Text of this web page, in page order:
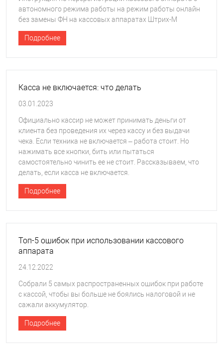
автономного режима работы на режим работы онлайн
без замены ФН на кассовых аппаратах Штрих-М
Подробнее
Касса не включается: что делать
03.01.2023
Официально кассир не может принимать деньги от
клиента без проведения их через кассу и без выдачи
чека. Если техника не включается – работа стоит. Но
нажимать все кнопки, бить или пытаться
самостоятельно чинить ее не стоит. Рассказываем, что
делать, если касса не включается.
Подробнее
Топ-5 ошибок при использовании кассового
аппарата
24.12.2022
Собрали 5 самых распространенных ошибок при работе
с кассой, чтобы вы больше не боялись налоговой и не
сажали аккумулятор.
Подробнее